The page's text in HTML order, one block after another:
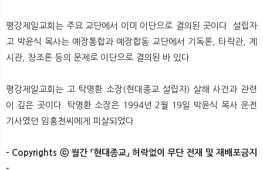
평강제일교회는 주요 교단에서 이미 이단으로 결의된 곳이다. 설립자
고 박윤식 목사는 예장통합과 예장합동 교단에서 기독론, 타락관, 계
시관, 창조론 등의 문제로 이단으로 결의된 바 있다.
평강제일교회는 고 탁명환 소장(현대종교 설립자) 살해 사건과 관련
이 깊은 곳이다. 탁명환 소장은 1994년 2월 19일 박윤식 목사 운전
기사였던 임홍천씨에게 피살되었다.​
- Copyrights ⓒ 월간 「현대종교」 허락없이 무단 전재 및 재배포금지